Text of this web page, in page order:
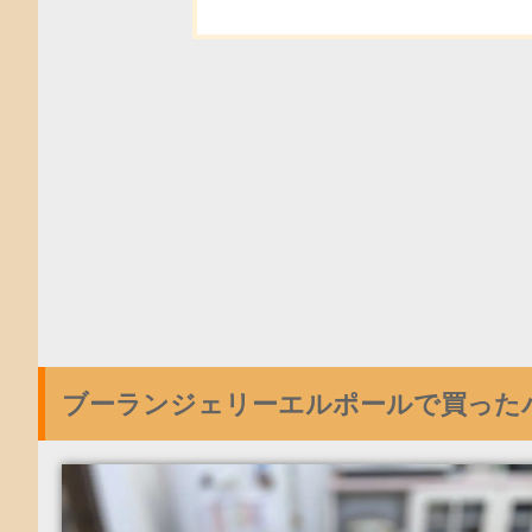
ブーランジェリーエルポールで買った